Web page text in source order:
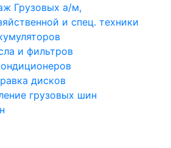
Грузовых а/м,
и спец. техники
и фильтров
дисков
грузовых шин